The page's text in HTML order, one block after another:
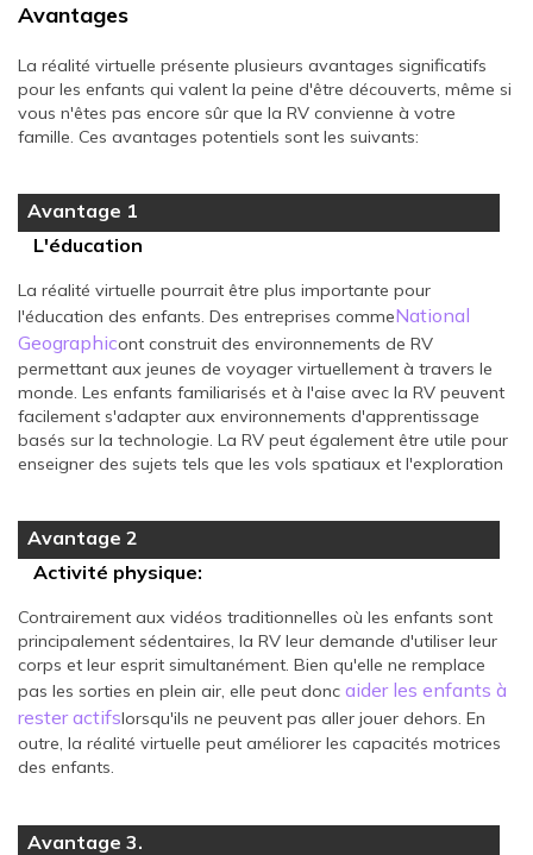
Avantages
La réalité virtuelle présente plusieurs avantages significatifs
pour les enfants qui valent la peine d'être découverts, même si
vous n'êtes pas encore sûr que la RV convienne à votre
famille. Ces avantages potentiels sont les suivants:
Avantage 1
L'éducation
La réalité virtuelle pourrait être plus importante pour
l'éducation des enfants. Des entreprises commeNational
Geographicont construit des environnements de RV
permettant aux jeunes de voyager virtuellement à travers le
monde. Les enfants familiarisés et à l'aise avec la RV peuvent
facilement s'adapter aux environnements d'apprentissage
basés sur la technologie. La RV peut également être utile pour
enseigner des sujets tels que les vols spatiaux et l'exploration
Avantage 2
Activité physique:
Contrairement aux vidéos traditionnelles où les enfants sont
principalement sédentaires, la RV leur demande d'utiliser leur
corps et leur esprit simultanément. Bien qu'elle ne remplace
pas les sorties en plein air, elle peut donc aider les enfants à
rester actifslorsqu'ils ne peuvent pas aller jouer dehors. En
outre, la réalité virtuelle peut améliorer les capacités motrices
des enfants.
Avantage 3.